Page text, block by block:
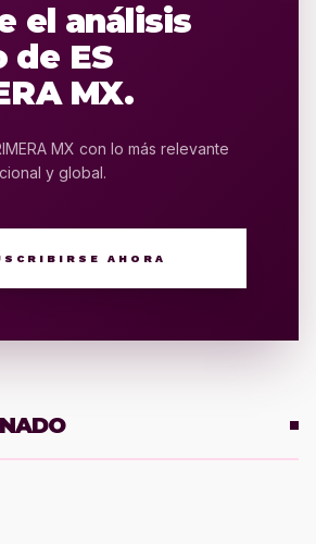
el análisis
ES
MX.
MX con lo más relevante
y global.
AHORA